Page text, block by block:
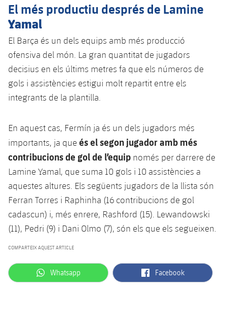
Palmarès
Història
Resultats
Classificació
Jugadors
Fotos
Història
Palmarès
Calendari
Resultats
Jugadors
Classificació
plusicon
més
Actualitat
Barça C
Junior
Infantil
Aleví
Campus Estiu
PLUSICON
MÉS
Informació general
plusicon
més
Actualitat
Masculí
Femení
Agenda
Bàsquet en cadira de rodes
plusicon
més
Actualitat
Jugadors
Calendari
Classificació
Hockey gel
plusicon
més
Actualitat
Jugadors
Calendari
Resultats
Hoquei herba
plusicon
més
Notícies
Hockey Herba Masculí
Hockey Herba Femení
Patinatge artístic
plusicon
més
Actualitat
Plantilla
Escola de Patinatge
Rugby
plusicon
més
El més productiu després de Lamine
Yamal
El Barça és un dels equips amb més producció
ofensiva del món. La gran quantitat de jugadors
decisius en els últims metres fa que els números de
gols i assistències estigui molt repartit entre els
integrants de la plantilla.
En aquest cas, Fermín ja és un dels jugadors més
importants, ja que és el segon jugador amb més
contribucions de gol de l’equip només per darrere de
Lamine Yamal, que suma 10 gols i 10 assistències a
aquestes altures. Els següents jugadors de la llista són
Ferran Torres i Raphinha (16 contribucions de gol
cadascun) i, més enrere, Rashford (15). Lewandowski
(11), Pedri (9) i Dani Olmo (7), són els que els segueixen.
COMPARTEIX AQUEST ARTICLE
label.aria.whatsapp
Whatsapp label.aria.facebook
Facebook